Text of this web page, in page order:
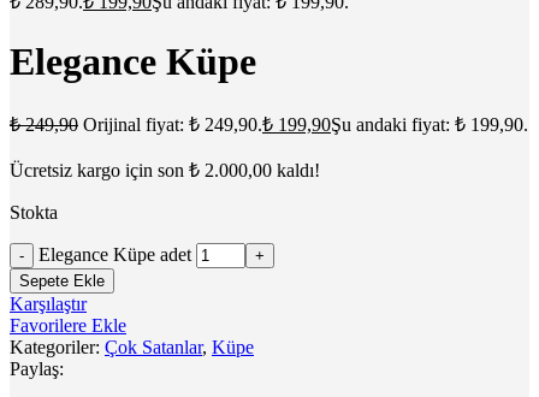
Elegance Küpe
₺249,90 Orijinal fiyat: ₺ 249,90.₺ 199,90Şu andaki fiyat: ₺ 199,90.
Ücretsiz kargo için son ₺ 2.000,00 kaldı!
Stokta
Elegance Küpe adet
Sepete Ekle
Karşılaştır
Favorilere Ekle
Kategoriler: Çok Satanlar, Küpe
Paylaş: